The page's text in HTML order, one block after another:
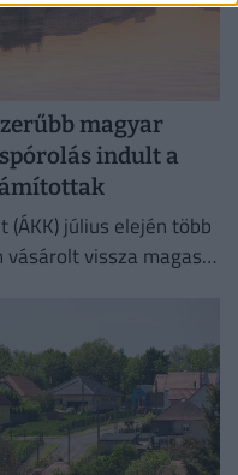
magyar
indult a
július elején több
vissza magas